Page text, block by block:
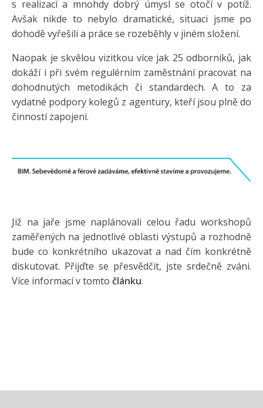
s realizací a mnohdy dobrý úmysl se otočí v potíž.
Avšak nikde to nebylo dramatické, situaci jsme po
dohodě vyřešili a práce se rozeběhly v jiném složení.
Naopak je skvělou vizitkou více jak 25 odborníků, jak
dokáží i při svém regulérním zaměstnání pracovat na
dohodnutých metodikách či standardech. A to za
vydatné podpory kolegů z agentury, kteří jsou plně do
činností zapojeni.
Již na jaře jsme naplánovali celou řadu workshopů
zaměřených na jednotlivé oblasti výstupů a rozhodně
bude co konkrétního ukazovat a nad čím konkrétně
diskutovat. Přijďte se přesvědčit, jste srdečně zváni.
Více informací v tomto článku.